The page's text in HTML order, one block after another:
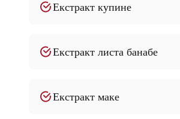
Екстракт купине
Екстракт листа банабе
Екстракт маке